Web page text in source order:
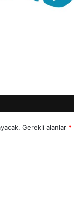
Gerekli alanlar *